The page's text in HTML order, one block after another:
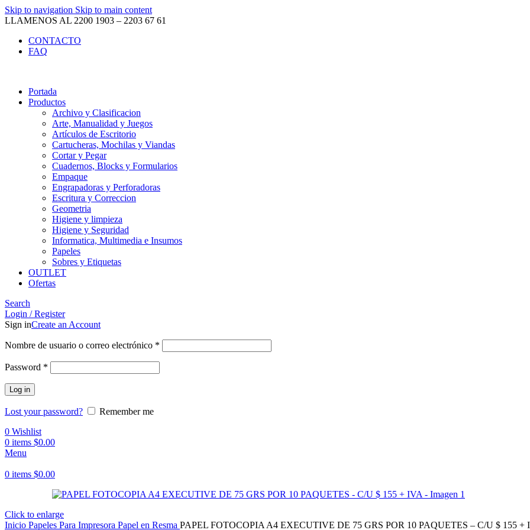
Skip to navigation Skip to main content
LLAMENOS AL 2200 1903 – 2203 67 61
CONTACTO
FAQ
Portada
Productos
Archivo y Clasificacion
Arte, Manualidad y Juegos
Artículos de Escritorio
Cartucheras, Mochilas y Viandas
Cortar y Pegar
Cuadernos, Blocks y Formularios
Empaque
Engrapadoras y Perforadoras
Escritura y Correccion
Geometria
Higiene y limpieza
Higiene y Seguridad
Informatica, Multimedia e Insumos
Papeles
Sobres y Etiquetas
OUTLET
Ofertas
Search
Login / Register
Sign inCreate an Account
Nombre de usuario o correo electrónico *
Password *
Log in
Lost your password?
Remember me
0 Wishlist
0 items $0.00
Menu
0 items $0.00
Click to enlarge
Inicio Papeles Para Impresora Papel en Resma PAPEL FOTOCOPIA A4 EXECUTIVE DE 75 GRS POR 10 PAQUETES – C/U $ 155 +